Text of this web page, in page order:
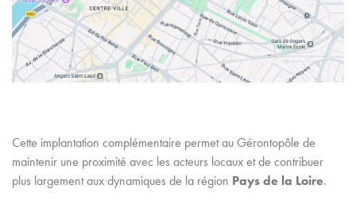
Cette implantation complémentaire permet au Gérontopôle de
maintenir une proximité avec les acteurs locaux et de contribuer
plus largement aux dynamiques de la région Pays de la Loire.